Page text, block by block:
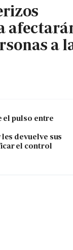
a
el pulso entre
devuelve sus
el control